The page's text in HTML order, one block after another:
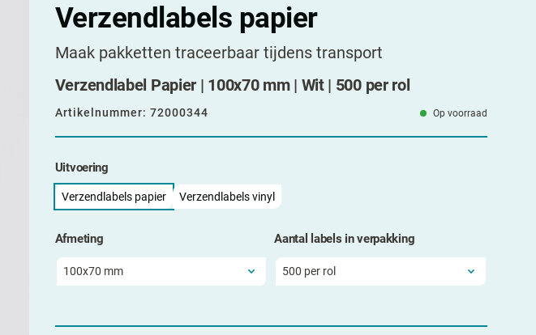
Verzendlabels papier
Maak pakketten traceerbaar tijdens transport
Verzendlabel Papier | 100x70 mm | Wit | 500 per rol
Artikelnummer: 72000344 Op voorraad
Uitvoering
Verzendlabels papier Verzendlabels vinyl
Afmeting Aantal labels in verpakking